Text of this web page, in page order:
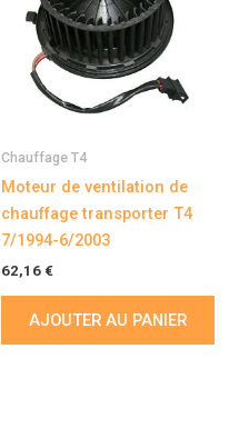
Chauffage T4
Moteur de ventilation de
chauffage transporter T4
7/1994-6/2003
62,16 €
AJOUTER AU PANIER